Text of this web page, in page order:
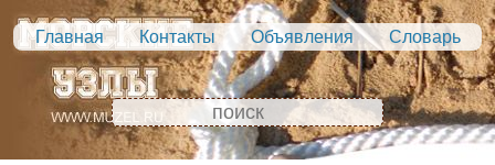
Главная Контакты Объявления Словарь